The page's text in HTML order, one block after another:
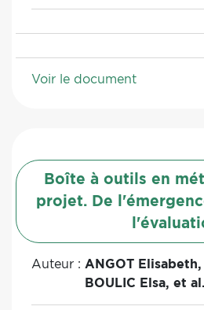
Voir le document
Boîte à outils en
projet. De
Auteur : ANGOT Elisabeth,
BOULIC Elsa, et al.